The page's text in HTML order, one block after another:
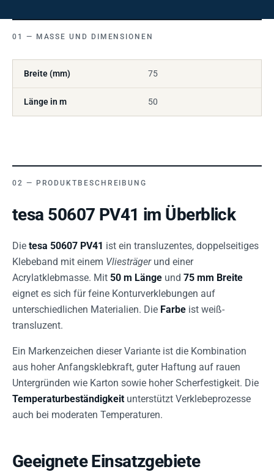
MASSE UND DIMENSIONEN
Breite (mm) 75
Länge in m 50
PRODUKTBESCHREIBUNG
tesa 50607 PV41 im Überblick
Die tesa 50607 PV41 ist ein transluzentes, doppelseitiges
Klebeband mit einem Vliesträgerund einer
Acrylatklebmasse. Mit 50 m Länge und 75 mm Breite
eignet es sich für feine Konturverklebungen auf
unterschiedlichen Materialien. Die Farbe ist weiß-
transluzent.
Ein Markenzeichen dieser Variante ist die Kombination
aus hoher Anfangsklebkraft, guter Haftung auf rauen
Untergründen wie Karton sowie hoher Scherfestigkeit. Die
Temperaturbeständigkeit unterstützt Verklebeprozesse
auch bei moderaten Temperaturen.
Geeignete Einsatzgebiete